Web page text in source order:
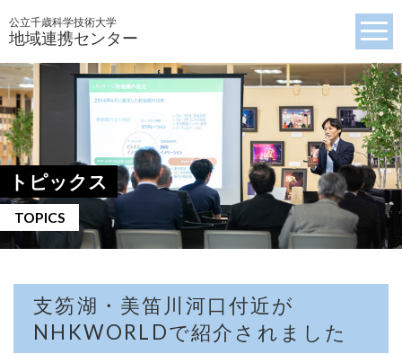
公立千歳科学技術大学
地域連携センター
トピックス
TOPICS
支笏湖・美笛川河口付近が
NHKWORLDで紹介されました